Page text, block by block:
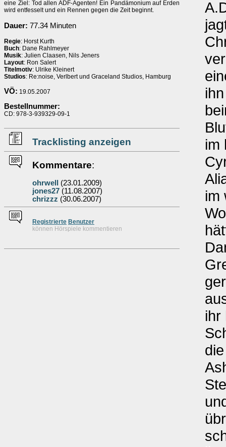
eine Ziel: Tod allen ADF-Agenten! Ein Pandämonium auf Erden
wird entfesselt und ein Rennen gegen die Zeit beginnt.
Dauer: 77.34 Minuten
Regie: Horst Kurth
Buch: Dane Rahlmeyer
Musik: Julien Claasen, Nils Jeners
Layout: Ron Salert
Titelmotiv: Ulrike Kleinert
Studios: Re:noise, Verlbert und Graceland Studios, Hamburg
VÖ: 19.05.2007
Bestellnummer:
CD: 978-3-939329-09-1
Tracklisting anzeigen
Kommentare:
ohrwell
(23.01.2009)
jones27 (11.08.2007)
chrizzz (30.06.2007)
Registrierte Benutzer
können Hörspiele kommentieren
im
im
ihr